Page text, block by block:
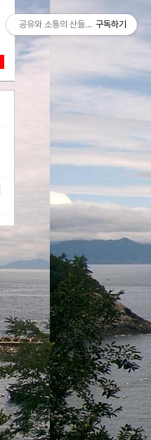
공유와 소통의 산들바람구독하기